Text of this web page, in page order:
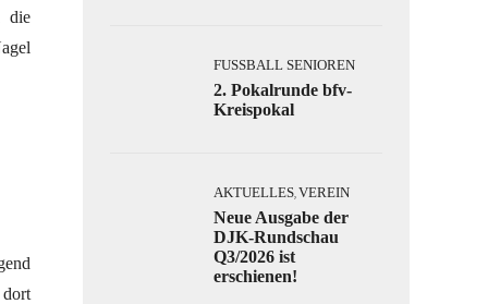
die
FUSSBALL SENIOREN
2. Pokalrunde bfv-
Kreispokal
AKTUELLES, VEREIN
Neue Ausgabe der
DJK-Rundschau
Q3/2026 ist
erschienen!